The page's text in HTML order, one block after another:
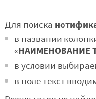
Для поиска
в названии
«НАИМЕНОВАНИЕ
в условии
в поле текст